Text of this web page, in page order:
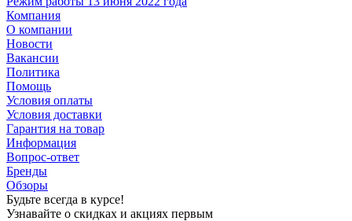
Компания
О компании
Новости
Вакансии
Политика
Помощь
Условия оплаты
Условия доставки
Гарантия на товар
Информация
Вопрос-ответ
Бренды
Обзоры
Будьте всегда в курсе!
Узнавайте о скидках и акциях первым